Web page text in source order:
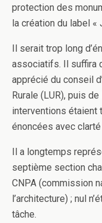
protection des
la création du label «
Il serait trop long
associatifs. Il suffira
apprécié du conseil
Rurale (LUR), puis
interventions étaient
énoncées avec
Il a longtemps
septième section
CNPA (commission
l’architecture) ; nul
tâche.